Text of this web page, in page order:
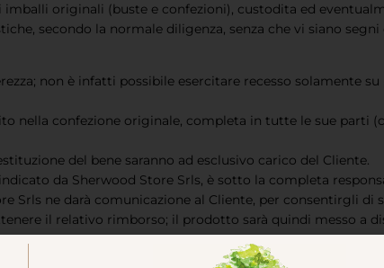
originali (buste e confezioni), custodita ed
secondo la normale diligenza, senza che vi siano segni
non è infatti possibile esercitare recesso solamente
nella confezione originale, completa in tutte le sue parti
del bene saranno ad esclusivo carico del Cliente.
da Sherwood Store Srls, è sotto la completa
Srls ne darà comunicazione al Cliente, per consentirgli di
il relativo rimborso; il prodotto sarà quindi messo a
furto, smarrimento occorsi durante o comunque in